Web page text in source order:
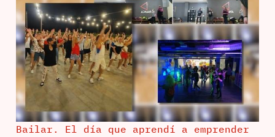
Bailar. El día que aprendí a emprender